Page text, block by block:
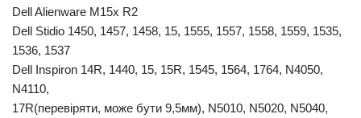
Dell Alienware M15x R2
Dell Stidio 1450, 1457, 1458, 15, 1555, 1557, 1558, 1559, 1535,
1536, 1537
Dell Inspiron 14R, 1440, 15, 15R, 1545, 1564, 1764, N4050,
N4110,
17R(перевіряти, може бути 9,5мм), N5010, N5020, N5040,